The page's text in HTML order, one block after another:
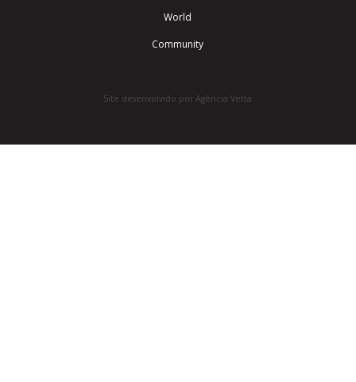
World
Community
Site desenvolvido por Agência Vetta